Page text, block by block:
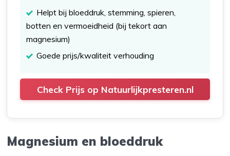
Helpt bij bloeddruk, stemming, spieren,
botten en vermoeidheid (bij tekort aan
magnesium)
Goede prijs/kwaliteit verhouding
Check Prijs op Natuurlijkpresteren.nl
Magnesium en bloeddruk